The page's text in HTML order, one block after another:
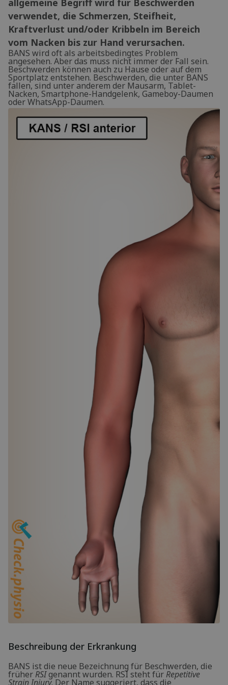
allgemeine Begriff wird für Beschwerden
verwendet, die Schmerzen, Steifheit,
Kraftverlust und/oder Kribbeln im Bereich
vom Nacken bis zur Hand verursachen.
BANS wird oft als arbeitsbedingtes Problem
angesehen. Aber das muss nicht immer der Fall sein.
Beschwerden können auch zu Hause oder auf dem
Sportplatz entstehen. Beschwerden, die unter BANS
fallen, sind unter anderem der Mausarm, Tablet-
Nacken, Smartphone-Handgelenk, Gameboy-Daumen
oder WhatsApp-Daumen.
Beschreibung der Erkrankung
BANS ist die neue Bezeichnung für Beschwerden, die
früher RSIgenannt wurden. RSI steht für Repetitive
Strain Injury. Der Name suggeriert, dass die